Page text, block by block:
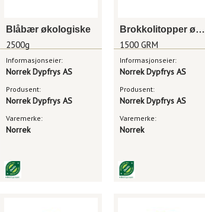
Blåbær økologiske
2500g
Informasjonseier:
Norrek Dypfrys AS
Produsent:
Norrek Dypfrys AS
Varemerke:
Norrek
Brokkolitopper økologiske
1500 GRM
Informasjonseier:
Norrek Dypfrys AS
Produsent:
Norrek Dypfrys AS
Varemerke:
Norrek